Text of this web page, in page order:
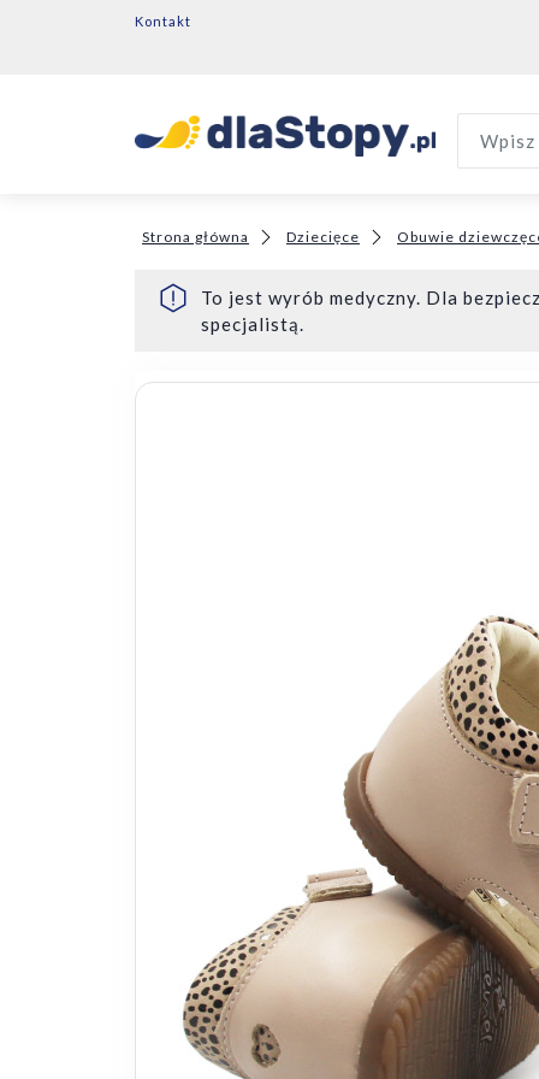
Kontakt
Strona główna Dziecięce Obuwie
To jest wyrób medyczny. Dla
specjalistą.